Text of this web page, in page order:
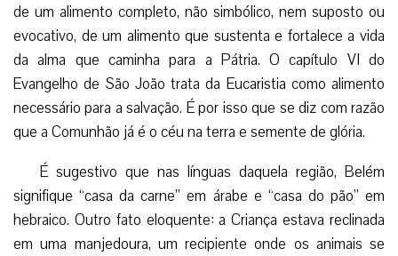
de um alimento completo, não simbólico, nem suposto ou
evocativo, de um alimento que sustenta e fortalece a vida
da alma que caminha para a Pátria. O capítulo VI do
Evangelho de São João trata da Eucaristia como alimento
necessário para a salvação. É por isso que se diz com razão
que a Comunhão já é o céu na terra e semente de glória.
É sugestivo que nas línguas daquela região, Belém
signifique “casa da carne” em árabe e “casa do pão” em
hebraico. Outro fato eloquente: a Criança estava reclinada
em uma manjedoura, um recipiente onde os animais se